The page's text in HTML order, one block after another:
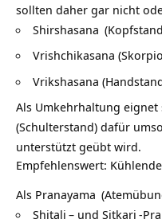
sollten daher gar nicht
Shirshasana
Vrishchikasana (
Vrikshasana
Als Umkehrhaltung eignet
(Schulterstand) dafür
unterstützt geübt wird.
Empfehlenswert:
Als Pranayama
Shitali – und Sitkari -